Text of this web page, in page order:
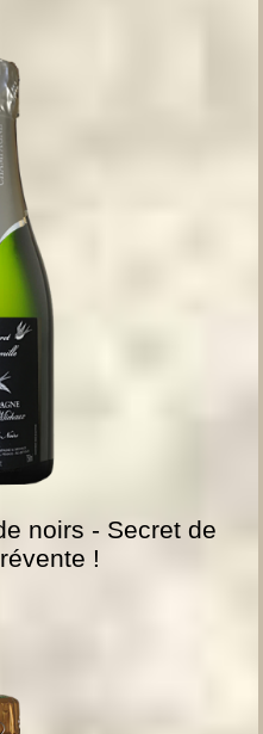
noirs - Secret de
!